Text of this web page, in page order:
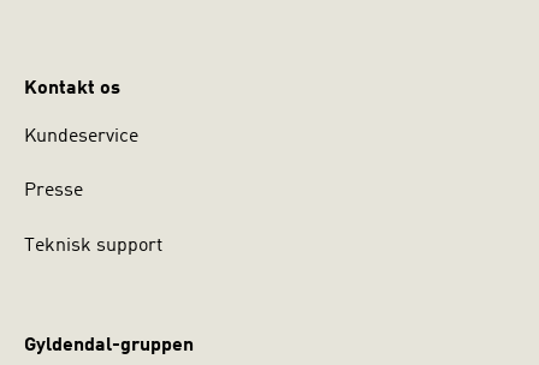
Kontakt os
Kundeservice
Presse
Teknisk support
Gyldendal-gruppen